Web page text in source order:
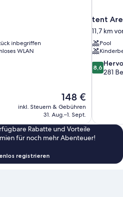
inbegriffen
WLAN
Der
Preis
beträgt
148 €
inkl. Steuern & Gebühren
31. Aug.–1. Sept.
tent
11,7 km
Pool
8.6
von
8,6
281
Rabatte und Vorteile
für noch mehr Abenteuer!
registrieren